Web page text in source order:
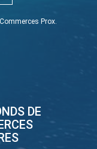
Commerces Prox.
DE